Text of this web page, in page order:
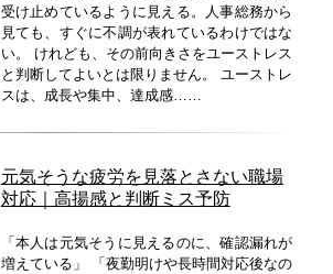
受け止めているように見える。人事総務から
見ても、すぐに不調が表れているわけではな
い。 けれども、その前向きさをユーストレス
と判断してよいとは限りません。 ユーストレ
スは、成長や集中、達成感……
元気そうな疲労を見落とさない職場
対応｜高揚感と判断ミス予防
「本人は元気そうに見えるのに、確認漏れが
増えている」 「夜勤明けや長時間対応後なの